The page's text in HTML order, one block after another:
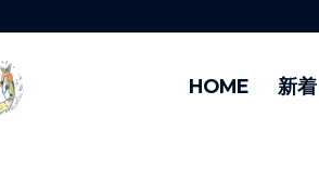
HOME 新着